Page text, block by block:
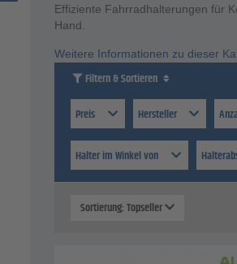
Effiziente Fahrradhalterungen für
Hand.
Weitere Informationen zu dieser
Filtern & Sortieren
Preis
Hersteller
Halter im Winkel von
Sortierung: Topseller